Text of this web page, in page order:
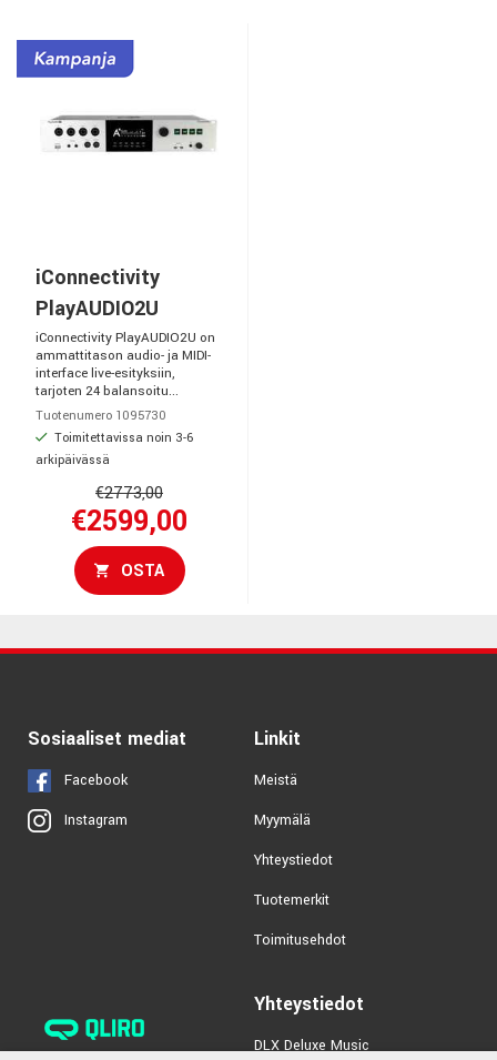
iConnectivity
PlayAUDIO2U
iConnectivity PlayAUDIO2U on
ammattitason audio- ja MIDI-
interface live-esityksiin,
tarjoten 24 balansoitu...
Tuotenumero 1095730
Toimitettavissa noin 3-6
arkipäivässä
€2773,00
€2599,00
OSTA
Sosiaaliset mediat
Facebook
Instagram
Linkit
Meistä
Myymälä
Yhteystiedot
Tuotemerkit
Toimitusehdot
Yhteystiedot
DLX Deluxe Music